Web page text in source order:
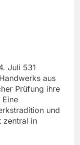
Juli 531
aus
Prüfung ihre
und
zentral in